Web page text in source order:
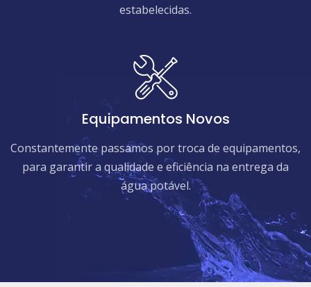
estabelecidas.
Equipamentos Novos
Constantemente passamos por troca de equipamentos,
para garantir a qualidade e eficiência na entrega da
água potável.